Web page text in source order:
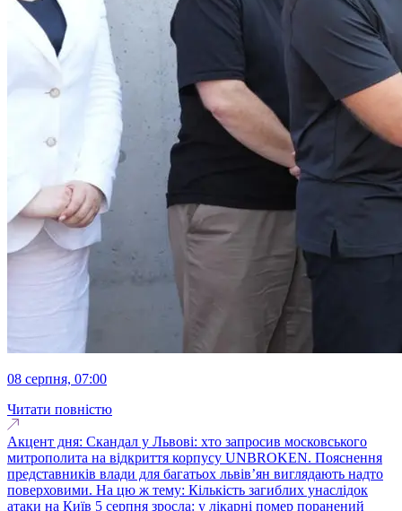
08 серпня, 07:00
Читати повністю
Акцент дня: Скандал у Львові: хто запросив московського
митрополита на відкриття корпусу UNBROKEN. Пояснення
представників влади для багатьох львів’ян виглядають надто
поверховими. На цю ж тему: Кількість загиблих унаслідок
атаки на Київ 5 серпня зросла: у лікарні помер поранений